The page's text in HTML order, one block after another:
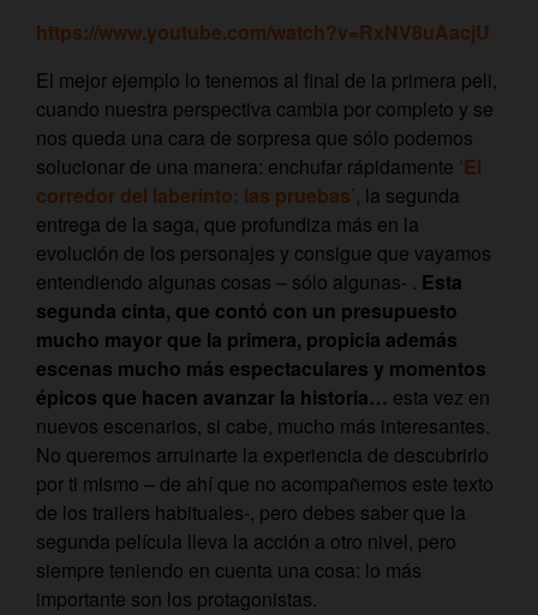
https://www.youtube.com/watch?v=RxNV8uAacjU
El mejor ejemplo lo tenemos al final de la primera peli,
cuando nuestra perspectiva cambia por completo y se
nos queda una cara de sorpresa que sólo podemos
solucionar de una manera: enchufar rápidamente ‘El
corredor del laberinto: las pruebas’, la segunda
entrega de la saga, que profundiza más en la
evolución de los personajes y consigue que vayamos
entendiendo algunas cosas – sólo algunas- . Esta
segunda cinta, que contó con un presupuesto
mucho mayor que la primera, propicia además
escenas mucho más espectaculares y momentos
épicos que hacen avanzar la historia… esta vez en
nuevos escenarios, si cabe, mucho más interesantes.
No queremos arruinarte la experiencia de descubrirlo
por ti mismo – de ahí que no acompañemos este texto
de los trailers habituales-, pero debes saber que la
segunda película lleva la acción a otro nivel, pero
siempre teniendo en cuenta una cosa: lo más
importante son los protagonistas.